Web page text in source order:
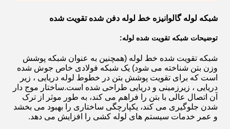
شبکه لوله گالوانیزه خط لوله دفن شده تقویت شده
توضیحات شبکه تقویت شده لوله:
شبکه تقویت شده خط لوله (همچنین به عنوان شبکه پوشش
وزن بتن شناخته می شود) یک شبکه فولادی خاص جوش شده
است که برای تقویت پوشش بتن در خطوط لوله دریایی ، زیر
دریایی ، زیرزمینی و دریایی طراحی شده است.ساختار موج دار
آن اتصال عالی با بتن را فراهم می کند، به طور موثر از ترک
شدن جلوگیری می کند، یکپارچگی ساختاری را بهبود می بخشد
و عمر خدمات سیستم های لوله کشی را افزایش می دهد.